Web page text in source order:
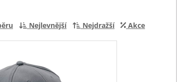
Nejlevnější Nejdražší Akce